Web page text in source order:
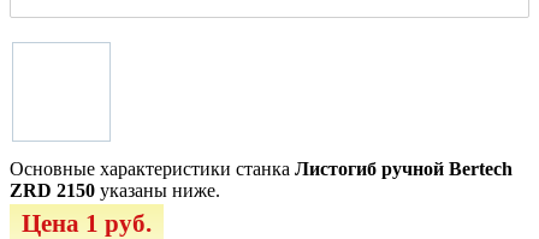
Основные характеристики станка Листогиб ручной Bertech
ZRD 2150 указаны ниже.
Цена 1 руб.